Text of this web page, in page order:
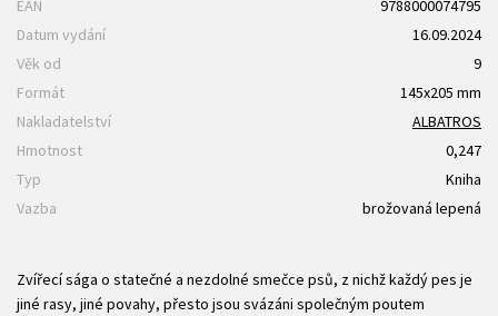
EAN
9788000074795
Datum vydání
16.09.2024
Věk od
9
Formát
145x205 mm
Nakladatelství
ALBATROS
Hmotnost
0,247
Typ
Kniha
Vazba
brožovaná lepená
Zvířecí sága o statečné a nezdolné smečce psů, z nichž každý pes je
jiné rasy, jiné povahy, přesto jsou svázáni společným poutem